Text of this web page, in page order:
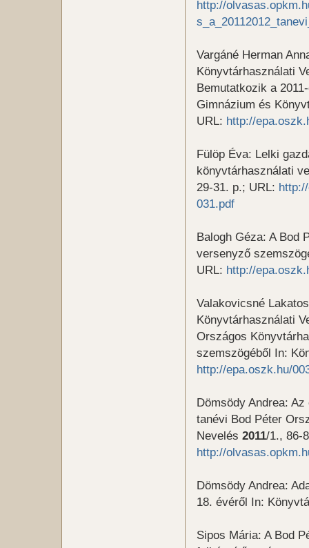
http://
Vargáné Herman
Könyvtárhasználati
Bemutatkozik a
Gimnázium és
URL: http://
Fülöp Éva: Lelki
könyvtárhasználati
29-31. p.; URL:
031.pdf
Balogh Géza: A Bod
versenyző
URL: http://
Valakovicsné
Könyvtárhasználati
Országos
szemszögéből In:
http://epa.oszk.hu/
Dömsödy Andrea:
tanévi Bod Péter
Nevelés2011/1., 86-
http://
Dömsödy Andrea:
18. évéről In:
Sipos Mária: A Bod